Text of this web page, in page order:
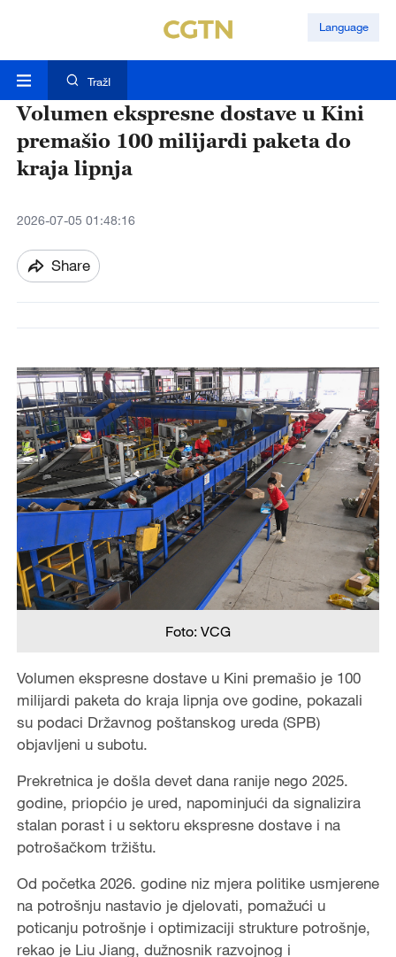
Language
TražI
Volumen ekspresne dostave u Kini
premašio 100 milijardi paketa do
kraja lipnja
2026-07-05 01:48:16
Share
Foto: VCG
Volumen ekspresne dostave u Kini premašio je 100
milijardi paketa do kraja lipnja ove godine, pokazali
su podaci Državnog poštanskog ureda (SPB)
objavljeni u subotu.
Prekretnica je došla devet dana ranije nego 2025.
godine, priopćio je ured, napominjući da signalizira
stalan porast i u sektoru ekspresne dostave i na
potrošačkom tržištu.
Od početka 2026. godine niz mjera politike usmjerene
na potrošnju nastavio je djelovati, pomažući u
poticanju potrošnje i optimizaciji strukture potrošnje,
rekao je Liu Jiang, dužnosnik razvojnog i